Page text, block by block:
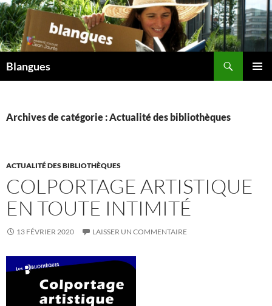
Aller
au
contenu
Blangues
Archives de catégorie : Actualité des bibliothèques
ACTUALITÉ DES BIBLIOTHÈQUES
COLPORTAGE ARTISTIQUE
EN TOUTE INTIMITÉ
13 FÉVRIER 2020 LAISSER UN COMMENTAIRE